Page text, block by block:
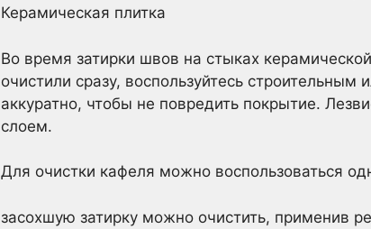
Керамическая плитка
Во время затирки швов на стыках
очистили сразу, воспользуйтесь
аккуратно, чтобы не повредить покрытие.
слоем.
Для очистки кафеля можно воспользоваться
засохшую затирку можно очистить, применив